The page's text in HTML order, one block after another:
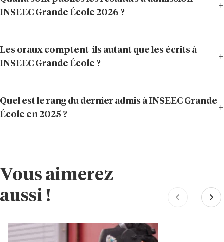
INSEEC Grande École 2026 ?
Les oraux comptent-ils autant que les écrits à
INSEEC Grande École ?
Quel est le rang du dernier admis à INSEEC Grande
École en 2025 ?
Vous aimerez
aussi !